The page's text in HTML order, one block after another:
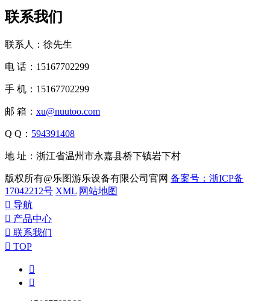
联系我们
联系人：徐先生
电 话：15167702299
手 机：15167702299
邮 箱： xu@nuutoo.com
Q Q： 594391408
地 址：浙江省温州市永嘉县桥下镇岩下村
版权所有@乐图游乐设备有限公司官网 备案号：浙ICP备
17042212号 XML 网站地图
 导航
 产品中心
 联系我们
 TOP

